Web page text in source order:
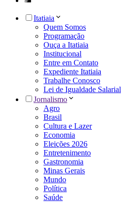
Itatiaia
Quem Somos
Programação
Ouça a Itatiaia
Institucional
Entre em Contato
Expediente Itatiaia
Trabalhe Conosco
Lei de Igualdade Salarial
Jornalismo
Agro
Brasil
Cultura e Lazer
Economia
Eleições 2026
Entretenimento
Gastronomia
Minas Gerais
Mundo
Política
Saúde